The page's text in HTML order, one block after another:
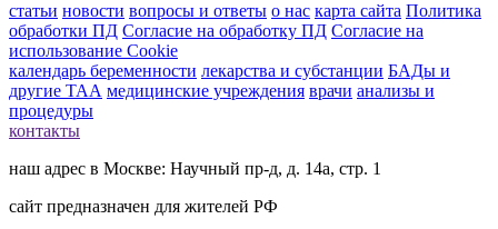
статьи новости вопросы и ответы о нас карта сайта Политика
обработки ПД Согласие на обработку ПД Согласие на
использование Cookie
календарь беременности лекарства и субстанции БАДы и
другие ТАА медицинские учреждения врачи анализы и
процедуры
контакты
наш адрес в Москве: Научный пр-д, д. 14а, стр. 1
сайт предназначен для жителей РФ